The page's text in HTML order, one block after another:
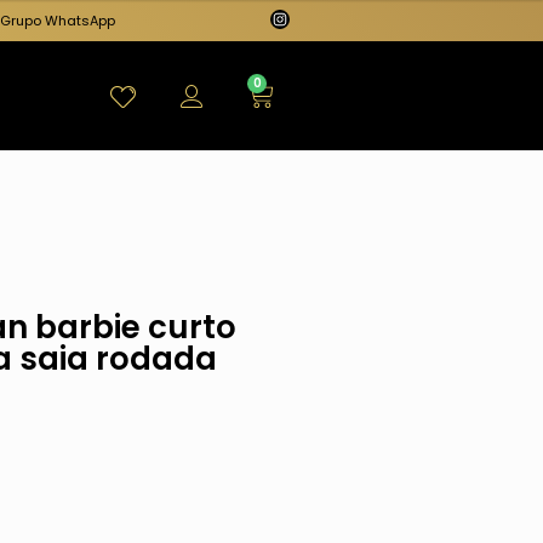
Grupo WhatsApp
0
barbie curto
saia rodada